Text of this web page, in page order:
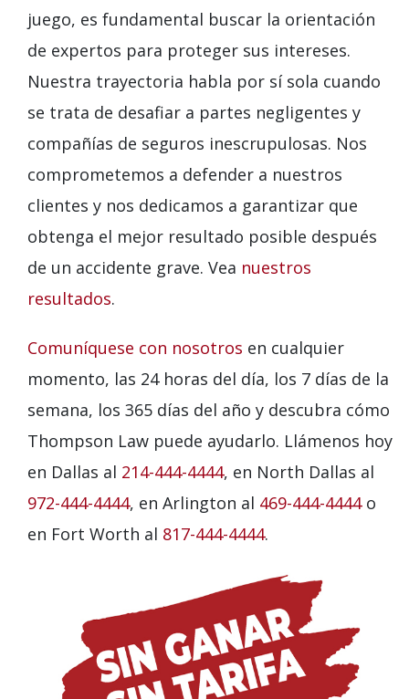
juego, es fundamental buscar la orientación
de expertos para proteger sus intereses.
Nuestra trayectoria habla por sí sola cuando
se trata de desafiar a partes negligentes y
compañías de seguros inescrupulosas. Nos
comprometemos a defender a nuestros
clientes y nos dedicamos a garantizar que
obtenga el mejor resultado posible después
de un accidente grave. Vea nuestros
resultados.
Comuníquese con nosotros en cualquier
momento, las 24 horas del día, los 7 días de la
semana, los 365 días del año y descubra cómo
Thompson Law puede ayudarlo. Llámenos hoy
en Dallas al 214-444-4444, en North Dallas al
972-444-4444, en Arlington al 469-444-4444o
en Fort Worth al 817-444-4444.